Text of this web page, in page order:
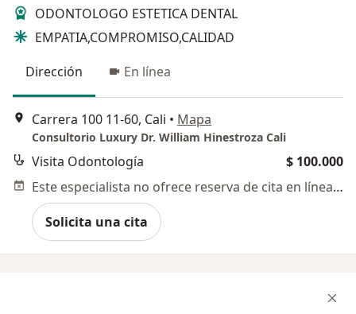
ODONTOLOGO ESTETICA DENTAL
EMPATIA,COMPROMISO,CALIDAD
Dirección
En línea
Carrera 100 11-60, Cali • Mapa
Consultorio Luxury Dr. William Hinestroza Cali
Visita Odontología
$ 100.000
Este especialista no ofrece reserva de cita en línea en esta dirección.
Solicita una cita